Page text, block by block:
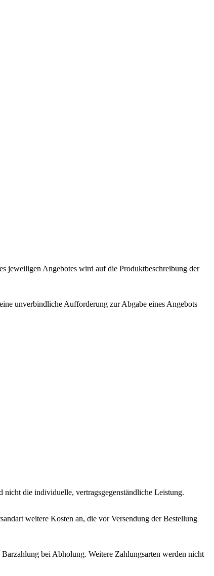
jeweiligen Angebotes wird auf die Produktbeschreibung der
unverbindliche Aufforderung zur Abgabe eines Angebots
die individuelle, vertragsgegenständliche Leistung.
weitere Kosten an, die vor Versendung der Bestellung
bei Abholung. Weitere Zahlungsarten werden nicht